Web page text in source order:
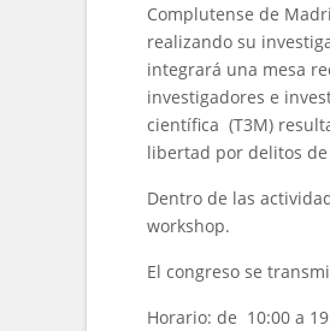
Complutense de
realizando su
integrará una mesa
investigadores e
científica (T3M)
libertad por delitos
Dentro de las
workshop.
El congreso se
Horario: de 10:00 a